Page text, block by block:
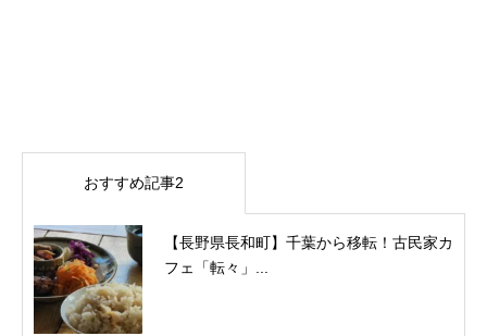
おすすめ記事2
【長野県長和町】千葉から移転！古民家カ
フェ「転々」...